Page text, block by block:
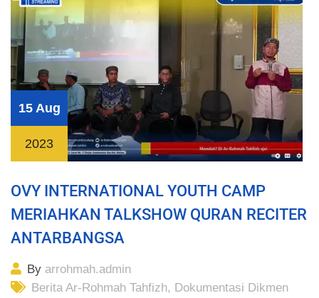
15 Aug
2023
OVY INTERNATIONAL YOUTH CAMP
MERIAHKAN TALKSHOW QURAN RECITER
ANTARBANGSA
By arrohmah.admin
Berita Ar-Rohmah Tahfizh, Dokumentasi Dikmen